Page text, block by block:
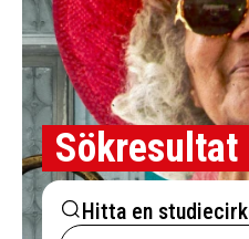
Sökresultat
Hitta en